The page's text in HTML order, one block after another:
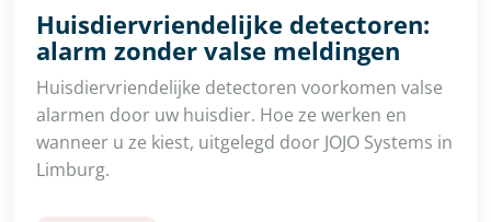
Huisdiervriendelijke detectoren:
alarm zonder valse meldingen
Huisdiervriendelijke detectoren voorkomen valse
alarmen door uw huisdier. Hoe ze werken en
wanneer u ze kiest, uitgelegd door JOJO Systems in
Limburg.